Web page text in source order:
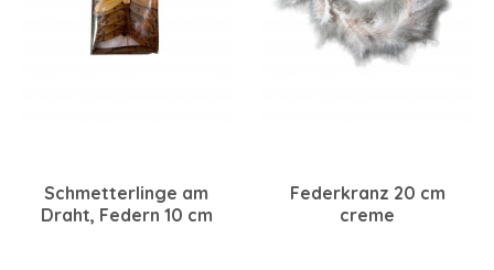
Schmetterlinge am
Draht, Federn 10 cm
Federkranz 20 cm
creme